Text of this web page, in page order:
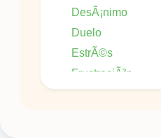
DesÃ¡nimo
Duelo
EstrÃ©s
FrustraciÃ³n